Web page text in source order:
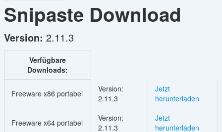
Snipaste Download
Version: 2.11.3
Verfügbare
Downloads:
Freeware x86 portabel
Version:
2.11.3
Jetzt
herunterladen
Freeware x64 portabel
Version:
2.11.3
Jetzt
herunterladen